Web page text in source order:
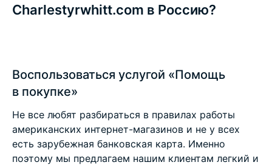
Charlestyrwhitt.com в Россию?
Воспользоваться услугой «Помощь
в покупке»
Не все любят разбираться в правилах работы
американских интернет-магазинов и не у всех
есть зарубежная банковская карта. Именно
поэтому мы предлагаем нашим клиентам легкий и